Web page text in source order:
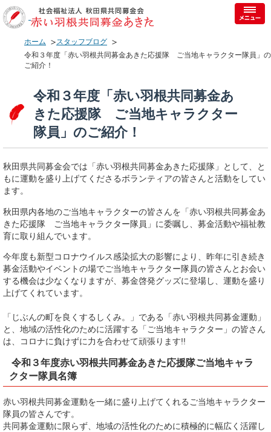
ホーム
スタッフブログ
令和３年度「赤い羽根共同募金あきた応援隊 ご当地キャラクター隊員」の
ご紹介！
令和３年度「赤い羽根共同募金あ
きた応援隊 ご当地キャラクター
隊員」のご紹介！
秋田県共同募金会では「赤い羽根共同募金あきた応援隊」として、と
もに運動を盛り上げてくださるボランティアの皆さんと活動をしてい
ます。
秋田県内各地のご当地キャラクターの皆さんを「赤い羽根共同募金あ
きた応援隊 ご当地キャラクター隊員」に委嘱し、募金活動や福祉教
育に取り組んでいます。
今年度も新型コロナウイルス感染拡大の影響により、昨年に引き続き
募金活動やイベントの場でご当地キャラクター隊員の皆さんとお会い
する機会は少なくなりますが、募金啓発グッズに登場し、運動を盛り
上げてくれています。
「じぶんの町を良くするしくみ。」である「赤い羽根共同募金運動」
と、地域の活性化のために活躍する「ご当地キャラクター」の皆さん
は、コロナに負けずに力を合わせて頑張ります!!
令和３年度赤い羽根共同募金あきた応援隊ご当地キャラ
クター隊員名簿
赤い羽根共同募金運動を一緒に盛り上げてくれるご当地キャラクター
隊員の皆さんです。
共同募金運動に限らず、地域の活性化のために積極的に幅広く活躍し